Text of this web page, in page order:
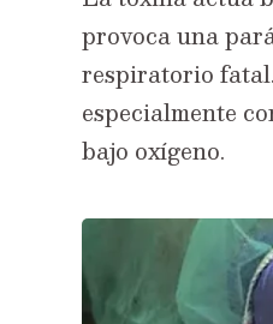
provoca una
respiratorio
especialmente
bajo oxígeno.